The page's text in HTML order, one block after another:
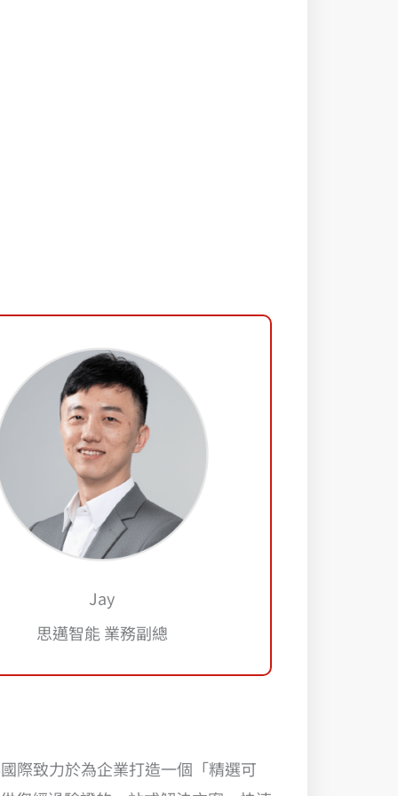
Jay
思邁智能 業務副總
際致力於為企業打造一個「精選可